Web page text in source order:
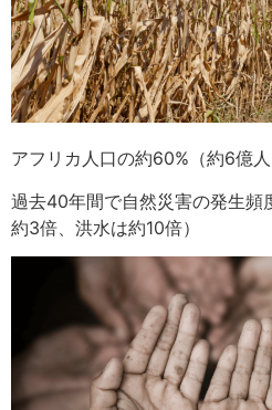
アフリカ人口の約60%（約6億
過去40年間で自然災害の発生頻
約3倍、洪水は約10倍）​